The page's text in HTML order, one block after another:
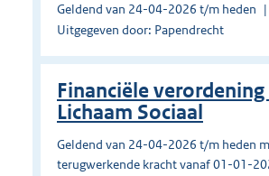
Geldend van 24-04-2026 t/m heden
Uitgegeven door: Papendrecht
Financiële
Lichaam Sociaal
Geldend van 24-04-2026 t/m heden
terugwerkende kracht vanaf 01-01-